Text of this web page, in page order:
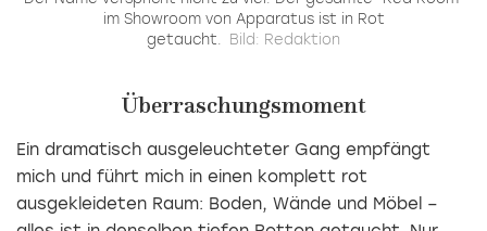
im Showroom von Apparatus ist in Rot
getaucht.
Bild: Redaktion
Überraschungsmoment
Ein dramatisch ausgeleuchteter Gang empfängt
mich und führt mich in einen komplett rot
ausgekleideten Raum: Boden, Wände und Möbel –